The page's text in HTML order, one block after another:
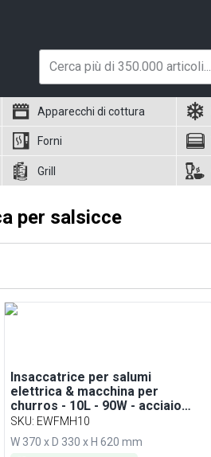
Apparecchi di cottura
Forni
Grill
per salsicce
Insaccatrice per salumi
elettrica & macchina per
churros - 10L - 90W - acciaio
inox - con comando a pedale & 4
imbuti insaccatori & 3 inserti
per churros
SKU: EWFMH10
W 370 x D 330 x H 620 mm